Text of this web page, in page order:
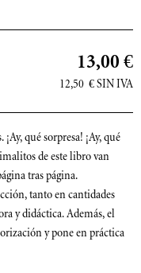
13,00 €
12,50 € SIN IVA
qué sorpresa! ¡Ay, qué
de este libro van
tras página.
tanto en cantidades
y didáctica. Además, el
y pone en práctica